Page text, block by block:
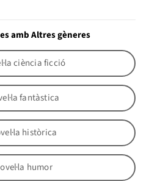
amb Altres gèneres
ciència ficció
fantàstica
històrica
humor